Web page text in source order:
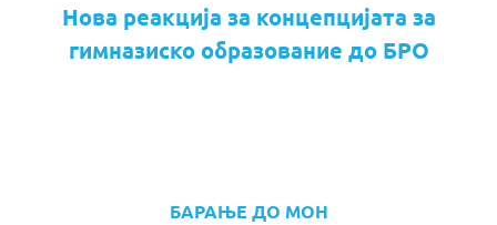
Нова реакција за концепцијата за
гимназиско образование до БРО
БАРАЊЕ ДО МОН